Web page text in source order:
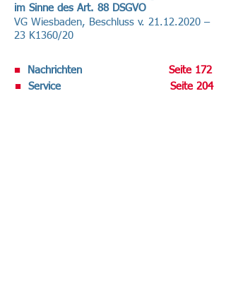
im Sinne des Art. 88 DSGVO
VG Wiesbaden, Beschluss v. 21.12.2020 –
23 K1360/20
■
Nachrichten
■
Service
Seite 172
Seite 204